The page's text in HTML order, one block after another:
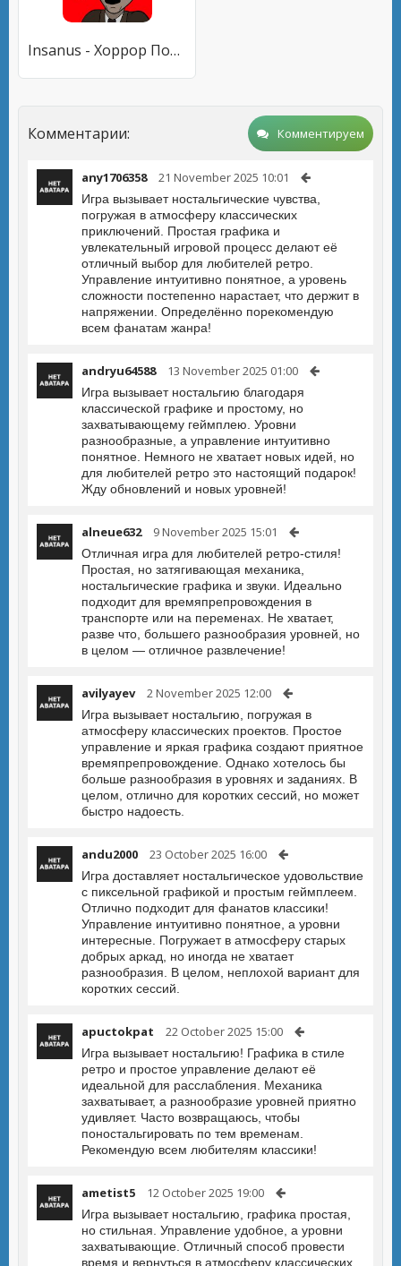
Insanus - Хоррор Побег Страшная Игра
Комментарии: Комментируем
any1706358 21 November 2025 10:01
Игра вызывает ностальгические чувства,
погружая в атмосферу классических
приключений. Простая графика и
увлекательный игровой процесс делают её
отличный выбор для любителей ретро.
Управление интуитивно понятное, а уровень
сложности постепенно нарастает, что держит в
напряжении. Определённо порекомендую
всем фанатам жанра!
andryu64588 13 November 2025 01:00
Игра вызывает ностальгию благодаря
классической графике и простому, но
захватывающему геймплею. Уровни
разнообразные, а управление интуитивно
понятное. Немного не хватает новых идей, но
для любителей ретро это настоящий подарок!
Жду обновлений и новых уровней!
alneue632 9 November 2025 15:01
Отличная игра для любителей ретро-стиля!
Простая, но затягивающая механика,
ностальгические графика и звуки. Идеально
подходит для времяпрепровождения в
транспорте или на переменах. Не хватает,
разве что, большего разнообразия уровней, но
в целом — отличное развлечение!
avilyayev 2 November 2025 12:00
Игра вызывает ностальгию, погружая в
атмосферу классических проектов. Простое
управление и яркая графика создают приятное
времяпрепровождение. Однако хотелось бы
больше разнообразия в уровнях и заданиях. В
целом, отлично для коротких сессий, но может
быстро надоесть.
andu2000 23 October 2025 16:00
Игра доставляет ностальгическое удовольствие
с пиксельной графикой и простым геймплеем.
Отлично подходит для фанатов классики!
Управление интуитивно понятное, а уровни
интересные. Погружает в атмосферу старых
добрых аркад, но иногда не хватает
разнообразия. В целом, неплохой вариант для
коротких сессий.
apuctokpat 22 October 2025 15:00
Игра вызывает ностальгию! Графика в стиле
ретро и простое управление делают её
идеальной для расслабления. Механика
захватывает, а разнообразие уровней приятно
удивляет. Часто возвращаюсь, чтобы
поностальгировать по тем временам.
Рекомендую всем любителям классики!
ametist5 12 October 2025 19:00
Игра вызывает ностальгию, графика простая,
но стильная. Управление удобное, а уровни
захватывающие. Отличный способ провести
время и вернуться в атмосферу классических